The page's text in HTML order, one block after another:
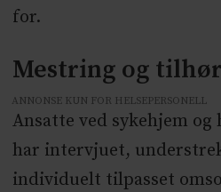
for.
Mestring og
ANNONSE KUN FOR HELSEPERSONELL
Ansatte ved sykehjem
har intervjuet,
individuelt tilpasset